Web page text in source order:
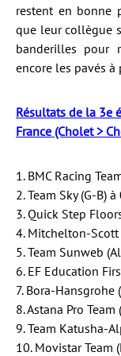
restent en bonne
que leur collègue
banderilles pour
encore les pavés à
Résultats de la 3e
France (Cholet >
1. BMC Racing
2. Team Sky (G-B) à
3. Quick Step
4. Mitchelton-Scott
5. Team Sunweb
6. EF Education
7. Bora-Hansgrohe
8. Astana Pro Team
9. Team Katusha-
10. Movistar Team